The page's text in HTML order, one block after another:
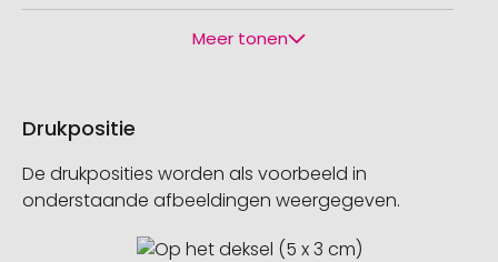
Meer tonen
Drukpositie
De drukposities worden als voorbeeld in
onderstaande afbeeldingen weergegeven.